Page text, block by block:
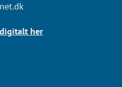
her